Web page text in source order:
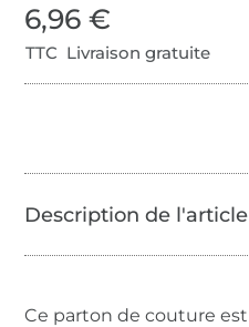
6,96 €
TTC Livraison gratuite
Ce parton de couture